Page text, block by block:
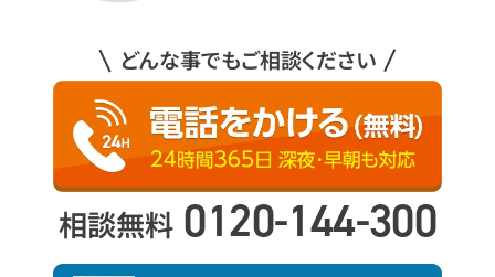
どんな事でもご相談ください
相談無料 0120-144-300